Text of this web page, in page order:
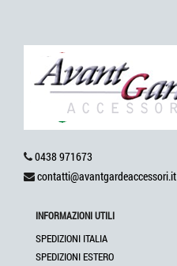
0438 971673
contatti@avantgardeaccessori.it
INFORMAZIONI UTILI
SPEDIZIONI ITALIA
SPEDIZIONI ESTERO